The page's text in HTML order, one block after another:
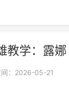
教学：露娜
间：2026-05-21